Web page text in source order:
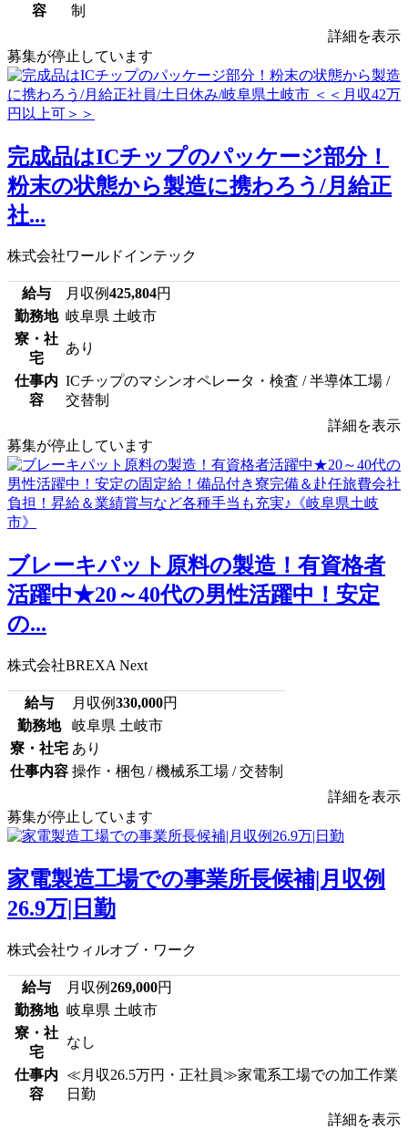
容
制
詳細を表示
募集が停止しています
完成品はICチップのパッケージ部分！
粉末の状態から製造に携わろう/月給正
社...
株式会社ワールドインテック
給与 月収例425,804円
勤務地 岐阜県 土岐市
寮・社
宅
あり
仕事内
容
ICチップのマシンオペレータ・検査 / 半導体工場 /
交替制
詳細を表示
募集が停止しています
ブレーキパット原料の製造！有資格者
活躍中★20～40代の男性活躍中！安定
の...
株式会社BREXA Next
給与 月収例330,000円
勤務地
岐阜県 土岐市
寮・社宅 あり
仕事内容 操作・梱包 / 機械系工場 / 交替制
詳細を表示
募集が停止しています
家電製造工場での事業所長候補|月収例
26.9万|日勤
株式会社ウィルオブ・ワーク
給与 月収例269,000円
勤務地 岐阜県 土岐市
寮・社
宅
なし
仕事内
容
≪月収26.5万円・正社員≫家電系工場での加工作業
日勤
詳細を表示